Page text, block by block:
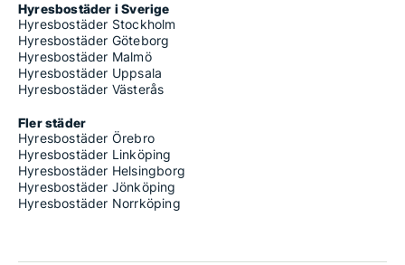
Hyresbostäder i Sverige
Hyresbostäder Stockholm
Hyresbostäder Göteborg
Hyresbostäder Malmö
Hyresbostäder Uppsala
Hyresbostäder Västerås
Fler städer
Hyresbostäder Örebro
Hyresbostäder Linköping
Hyresbostäder Helsingborg
Hyresbostäder Jönköping
Hyresbostäder Norrköping